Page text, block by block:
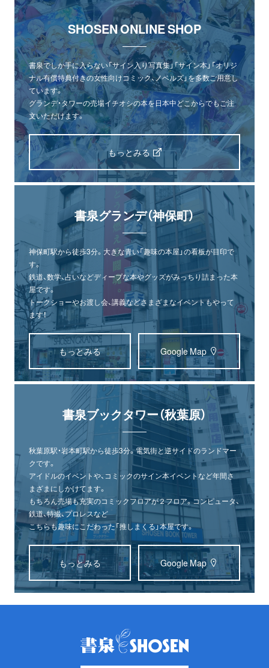
SHOSEN ONLINE SHOP
書泉でしか手に入らない「サイン入り写真集」「サイン本」「オリジ
ナル有償特典付きの女性向けコミック、ノベルズ」を多数ご用意し
ています。
グランデ・タワーの売場イチオシの本を日本中どこからでもご注
文いただけます。
もっとみる
書泉グランデ（神保町）
神保町駅から徒歩3分。大きな青い「趣味の本屋」の看板が目印で
す。
鉄道、数学、占いなどディープな本やグッズがみっちり詰まった本
屋です。
トークショーやお渡し会、講義などさまざまなイベントもやって
ます！
もっとみる Google Map
書泉ブックタワー（秋葉原）
秋葉原駅・岩本町駅から徒歩3分。電気街と逆サイドのランドマー
クです。
アイドルのイベントや、コミックのサイン本イベントなど年間さ
まざまにしかけてます。
もちろん売場も充実のコミックフロアが２フロア。コンピュータ、
鉄道、特撮、プロレスなど
こちらも趣味にこだわった「推しまくる」本屋です。
もっとみる Google Map